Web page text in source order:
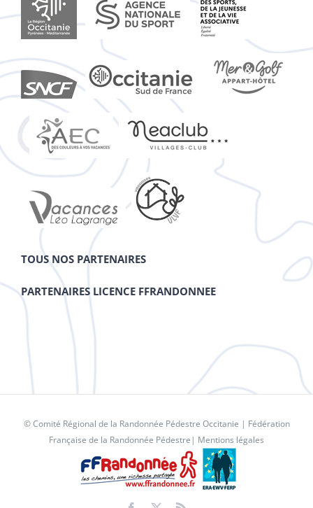
TOUS NOS PARTENAIRES
PARTENAIRES LICENCE FFRANDONNEE
© Comité Régional de la Randonnée Pédestre Occitanie | Fédération
Française de la Randonnée Pédestre | Mentions légales